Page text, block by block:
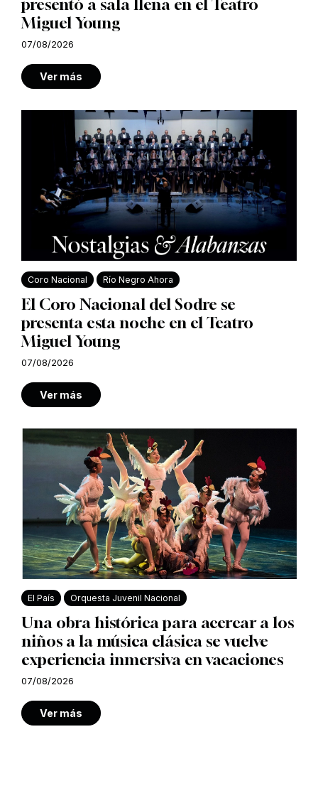
presentó a sala llena en el Teatro
Miguel Young
07/08/2026
Ver más
Coro Nacional Río Negro Ahora
El Coro Nacional del Sodre se
presenta esta noche en el Teatro
Miguel Young
07/08/2026
Ver más
El País Orquesta Juvenil Nacional
Una obra histórica para acercar a los
niños a la música clásica se vuelve
experiencia inmersiva en vacaciones
07/08/2026
Ver más